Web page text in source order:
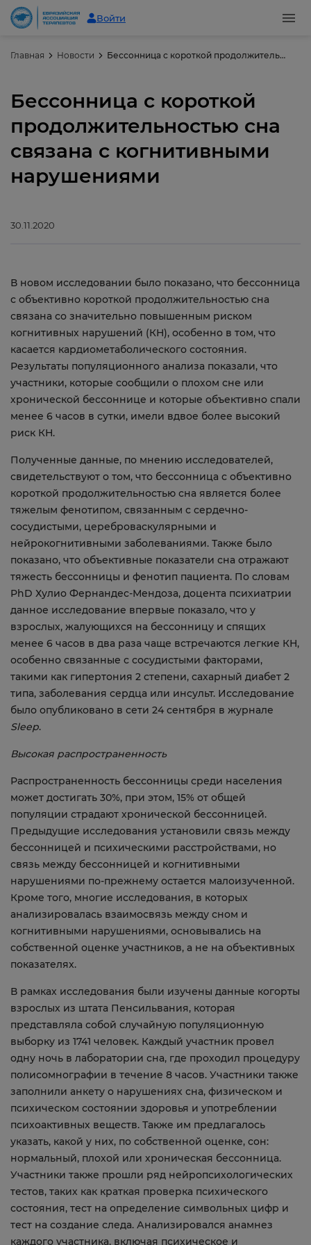
Войти
Главная Новости Бессонница с короткой продолжительностью сна связана с когнитивными нарушениями
Бессонница с короткой
продолжительностью сна
связана с когнитивными
нарушениями
30.11.2020
В новом исследовании было показано, что бессонница
с объективно короткой продолжительностью сна
связана со значительно повышенным риском
когнитивных нарушений (КН), особенно в том, что
касается кардиометаболического состояния.
Результаты популяционного анализа показали, что
участники, которые сообщили о плохом сне или
хронической бессоннице и которые объективно спали
менее 6 часов в сутки, имели вдвое более высокий
риск КН.
Полученные данные, по мнению исследователей,
свидетельствуют о том, что бессонница с объективно
короткой продолжительностью сна является более
тяжелым фенотипом, связанным с сердечно-
сосудистыми, цереброваскулярными и
нейрокогнитивными заболеваниями. Также было
показано, что объективные показатели сна отражают
тяжесть бессонницы и фенотип пациента. По словам
PhD Хулио Фернандес-Мендоза, доцента психиатрии
данное исследование впервые показало, что у
взрослых, жалующихся на бессонницу и спящих
менее 6 часов в два раза чаще встречаются легкие КН,
особенно связанные с сосудистыми факторами,
такими как гипертония 2 степени, сахарный диабет 2
типа, заболевания сердца или инсульт. Исследование
было опубликовано в сети 24 сентября в журнале
Sleep.
Высокая распространенность
Распространенность бессонницы среди населения
может достигать 30%, при этом, 15% от общей
популяции страдают хронической бессонницей.
Предыдущие исследования установили связь между
бессонницей и психическими расстройствами, но
связь между бессонницей и когнитивными
нарушениями по-прежнему остается малоизученной.
Кроме того, многие исследования, в которых
анализировалась взаимосвязь между сном и
когнитивными нарушениями, основывались на
собственной оценке участников, а не на объективных
показателях.
В рамках исследования были изучены данные когорты
взрослых из штата Пенсильвания, которая
представляла собой случайную популяционную
выборку из 1741 человек. Каждый участник провел
одну ночь в лаборатории сна, где проходил процедуру
полисомнографии в течение 8 часов. Участники также
заполнили анкету о нарушениях сна, физическом и
психическом состоянии здоровья и употреблении
психоактивных веществ. Также им предлагалось
указать, какой у них, по собственной оценке, сон:
нормальный, плохой или хроническая бессонница.
Участники также прошли ряд нейропсихологических
тестов, таких как краткая проверка психического
состояния, тест на определение символьных цифр и
тест на создание следа. Анализировался анамнез
каждого участника, включая психическое и